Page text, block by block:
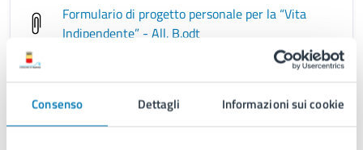
Consenso Dettagli Informazioni sui cookie
Formulario di progetto personale per la “Vita
Indipendente” - All. B.odt
Progetto personalizzato